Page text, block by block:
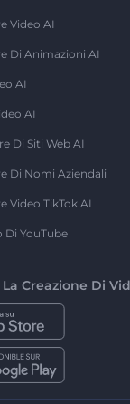
Video AI
Di Animazioni AI
AI
AI
Di Siti Web AI
Di Nomi Aziendali
Video TikTok AI
Di YouTube
Creazione Di